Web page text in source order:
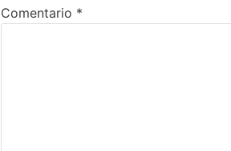
Comentario *